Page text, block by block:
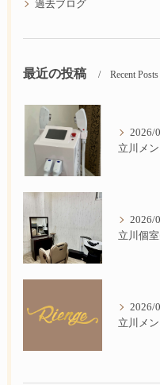
過去ブログ
最近の投稿 Recent Posts
2026/
立川メ
2026/
立川個
2026/
立川メ